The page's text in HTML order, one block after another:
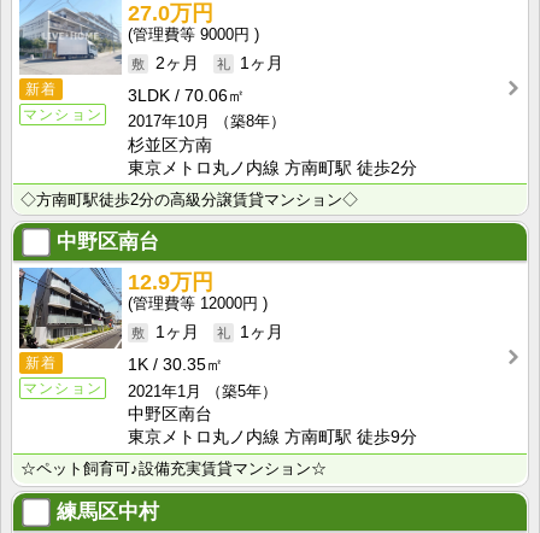
新着
マンション
27.0万円
9000円
2ヶ月
1ヶ月
3LDK
70.06㎡
2017年10月
（築8年）
杉並区方南
東京メトロ丸ノ内線 方南町駅 徒歩2分
◇方南町駅徒歩2分の高級分譲賃貸マンション◇
中野区南台
新着
マンション
12.9万円
12000円
1ヶ月
1ヶ月
1K
30.35㎡
2021年1月
（築5年）
中野区南台
東京メトロ丸ノ内線 方南町駅 徒歩9分
☆ペット飼育可♪設備充実賃貸マンション☆
練馬区中村